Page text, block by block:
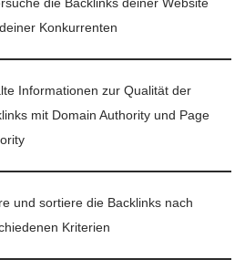
Konkurrenten
Informationen zur Qualität der
mit Domain Authority und Page
und sortiere die Backlinks nach
Kriterien